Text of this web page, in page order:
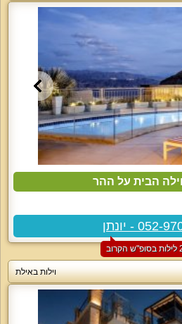
הבית על ההר
- יונתן
וילות באילת